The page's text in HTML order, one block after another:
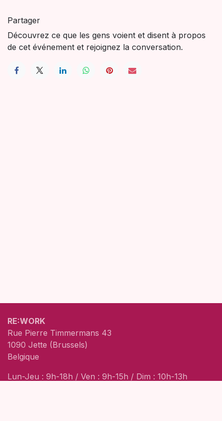
Partager
Découvrez ce que les gens voient et disent à propos
de cet événement et rejoignez la conversation.
RE:WORK
Rue Pierre Timmermans 43
1090 Jette (Brussels)
Belgique
Lun-Jeu : 9h-18h / Ven : 9h-15h / Dim : 10h-13h